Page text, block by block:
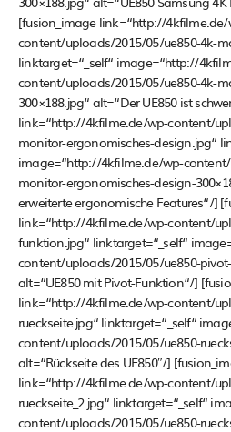
[fusion_image link=“http://
content/uploads/2015/05/ue850-4k-
linktarget=“_self“ image=“http://
content/uploads/2015/05/ue850-4k-
300×188.jpg“ alt=“Der UE850 ist
link=“http://4kfilme.de/wp-content/
monitor-ergonomisches-design.jpg“
image=“http://4kfilme.de/wp-
monitor-ergonomisches-design-
erweiterte ergonomische Features“/]
link=“http://4kfilme.de/wp-content/
funktion.jpg“ linktarget=“_self“
content/uploads/2015/05/ue850-
alt=“UE850 mit Pivot-Funktion“/]
link=“http://4kfilme.de/wp-content/
rueckseite.jpg“ linktarget=“_self“
content/uploads/2015/05/ue850-
alt=“Rückseite des UE850″/]
link=“http://4kfilme.de/wp-content/
rueckseite_2.jpg“ linktarget=“_self“
content/uploads/2015/05/ue850-